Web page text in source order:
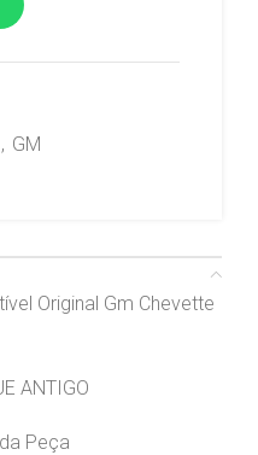
, GM
Original Gm Chevette
ANTIGO
Peça